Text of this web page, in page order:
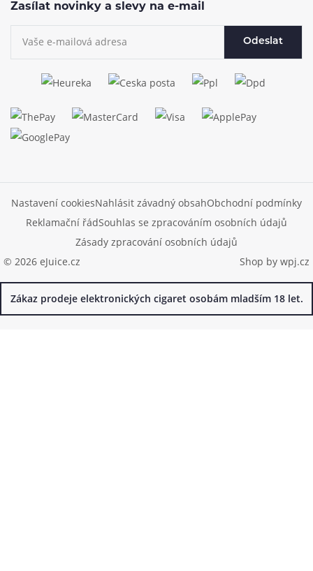
Zasílat novinky a slevy na e-mail
Odeslat
© 2026 eJuice.cz
Nastavení cookiesNahlásit závadný obsahObchodní podmínky
Reklamační řádSouhlas se zpracováním osobních údajů
Zásady zpracování osobních údajů
Shop by wpj.cz
Zákaz prodeje elektronických cigaret osobám mladším 18 let.